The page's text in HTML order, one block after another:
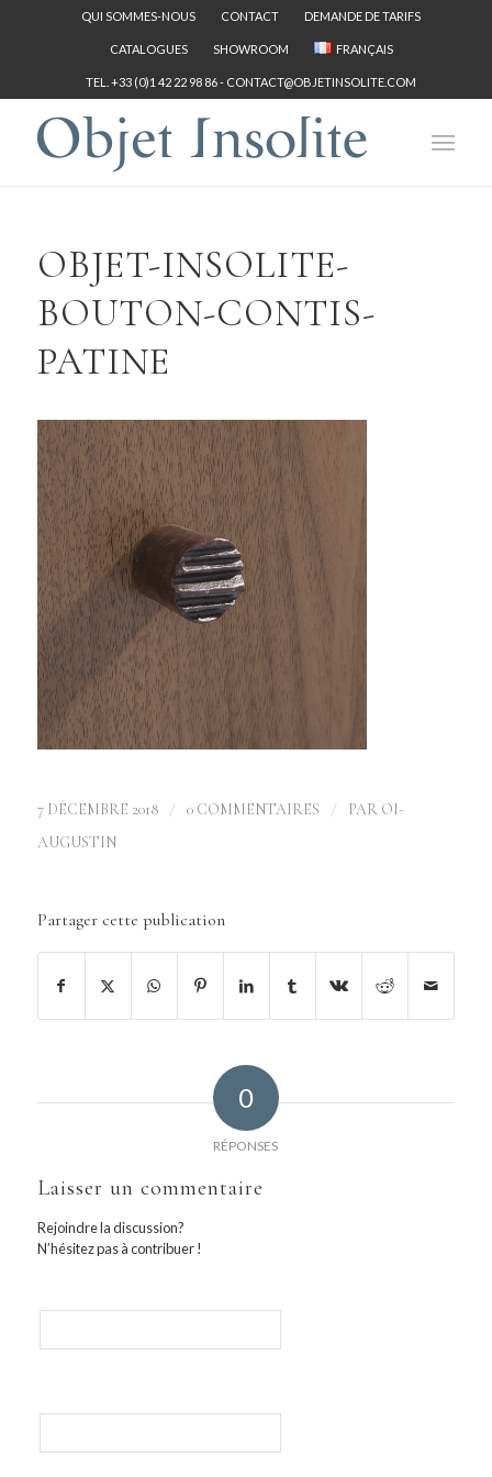
QUI SOMMES-NOUS CONTACT DEMANDE DE TARIFS
CATALOGUES SHOWROOM FRANÇAIS
TEL. +33 (0)1 42 22 98 86 - CONTACT@OBJETINSOLITE.COM
OBJET-INSOLITE-
BOUTON-CONTIS-
PATINE
7 DÉCEMBRE 2018 / 0 COMMENTAIRES / PAR OI-
AUGUSTIN
Partager cette publication
0
RÉPONSES
Laisser un commentaire
Rejoindre la discussion?
N’hésitez pas à contribuer !